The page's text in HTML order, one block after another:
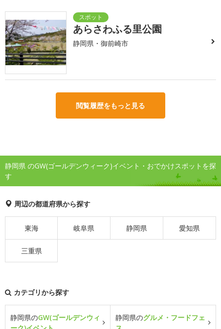
あらさわふる里公園
静岡県・御前崎市
閲覧履歴をもっと見る
静岡県 のGW(ゴールデンウィーク)イベント・おでかけスポットを探
す
周辺の都道府県から探す
東海 岐阜県 静岡県 愛知県
三重県
カテゴリから探す
静岡県のGW(ゴールデンウィ
静岡県のグルメ・フードフェ